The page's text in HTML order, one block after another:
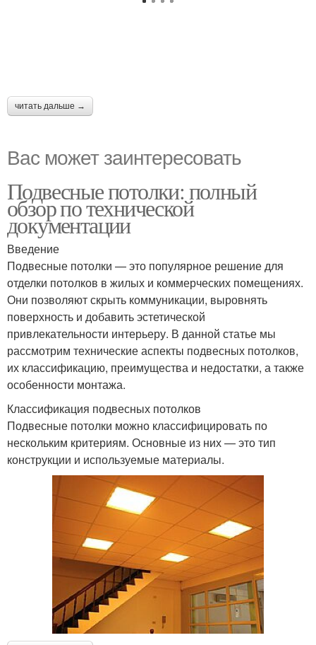
читать дальше →
Вас может заинтересовать
Подвесные потолки: полный
обзор по технической
документации
Введение
Подвесные потолки — это популярное решение для
отделки потолков в жилых и коммерческих помещениях.
Они позволяют скрыть коммуникации, выровнять
поверхность и добавить эстетической
привлекательности интерьеру. В данной статье мы
рассмотрим технические аспекты подвесных потолков,
их классификацию, преимущества и недостатки, а также
особенности монтажа.
Классификация подвесных потолков
Подвесные потолки можно классифицировать по
нескольким критериям. Основные из них — это тип
конструкции и используемые материалы.